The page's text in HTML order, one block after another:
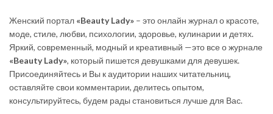
Женский портал «Beauty Lady» – это онлайн журнал о красоте,
моде, стиле, любви, психологии, здоровье, кулинарии и детях.
Яркий, современный, модный и креативный —это все о журнале
«Beauty Lady», который пишется девушками для девушек.
Присоединяйтесь и Вы к аудитории наших читательниц,
оставляйте свои комментарии, делитесь опытом,
консультируйтесь, будем рады становиться лучше для Вас.